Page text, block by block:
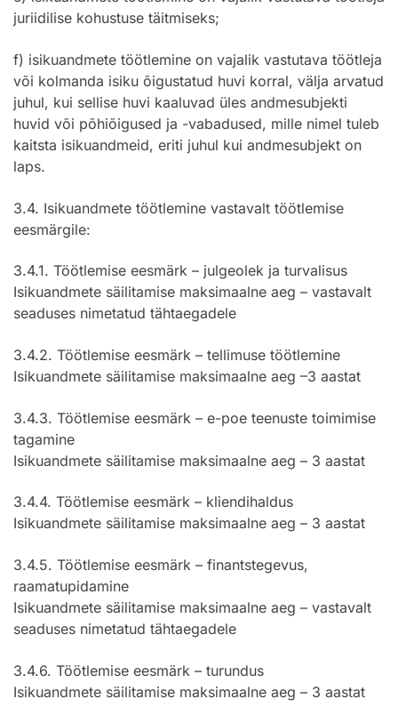
juriidilise kohustuse täitmiseks;
f) isikuandmete töötlemine on vajalik vastutava töötleja
või kolmanda isiku õigustatud huvi korral, välja arvatud
juhul, kui sellise huvi kaaluvad üles andmesubjekti
huvid või põhiõigused ja -vabadused, mille nimel tuleb
kaitsta isikuandmeid, eriti juhul kui andmesubjekt on
laps.
3.4. Isikuandmete töötlemine vastavalt töötlemise
eesmärgile:
3.4.1. Töötlemise eesmärk – julgeolek ja turvalisus
Isikuandmete säilitamise maksimaalne aeg – vastavalt
seaduses nimetatud tähtaegadele
3.4.2. Töötlemise eesmärk – tellimuse töötlemine
Isikuandmete säilitamise maksimaalne aeg –3 aastat
3.4.3. Töötlemise eesmärk – e-poe teenuste toimimise
tagamine
Isikuandmete säilitamise maksimaalne aeg – 3 aastat
3.4.4. Töötlemise eesmärk – kliendihaldus
Isikuandmete säilitamise maksimaalne aeg – 3 aastat
3.4.5. Töötlemise eesmärk – finantstegevus,
raamatupidamine
Isikuandmete säilitamise maksimaalne aeg – vastavalt
seaduses nimetatud tähtaegadele
3.4.6. Töötlemise eesmärk – turundus
Isikuandmete säilitamise maksimaalne aeg – 3 aastat